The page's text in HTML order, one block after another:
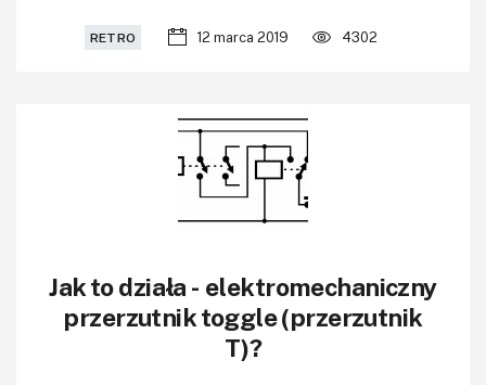
RETRO 12 marca 2019 4302
Jak to działa - elektromechaniczny
przerzutnik toggle (przerzutnik
T)?